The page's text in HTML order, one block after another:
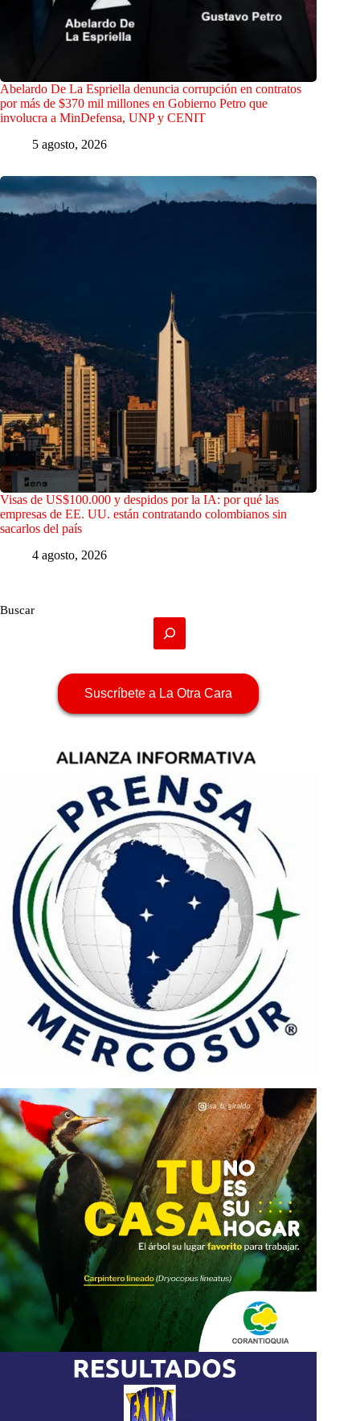
Abelardo De La Espriella denuncia corrupción en contratos
por más de $370 mil millones en Gobierno Petro que
involucra a MinDefensa, UNP y CENIT
5 agosto, 2026
Visas de US$100.000 y despidos por la IA: por qué las
empresas de EE. UU. están contratando colombianos sin
sacarlos del país
4 agosto, 2026
Buscar
Suscríbete a La Otra Cara